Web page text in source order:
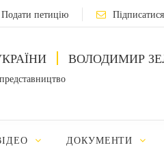
Подати петицію
ВОЛОДИМИР
ДОКУМЕНТИ